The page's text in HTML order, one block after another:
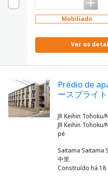
Mobiliado
Ver os
Prédio de
ースブライト
JR Keihin
JR Keihin
Saitama Saitama
中里
Construído há